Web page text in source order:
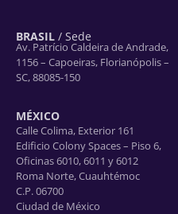
BRASIL / Sede
Av. Patrício Caldeira de Andrade,
1156 – Capoeiras, Florianópolis –
SC, 88085-150
MÉXICO
Calle Colima, Exterior 161
Edificio Colony Spaces – Piso 6,
Oficinas 6010, 6011 y 6012
Roma Norte, Cuauhtémoc
C.P. 06700
Ciudad de México